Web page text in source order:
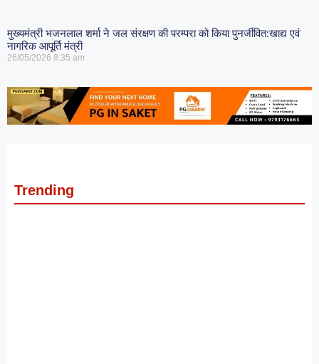
मुख्यमंत्री भजनलाल शर्मा ने जल संरक्षण की परम्परा को किया पुनर्जीवित:खाद्य एवं
नागरिक आपूर्ति मंत्री
26/05/2026 8:35 am
Trending